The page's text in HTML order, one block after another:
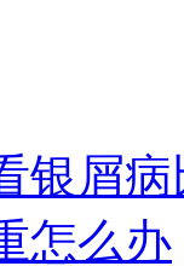
银屑病
怎么办